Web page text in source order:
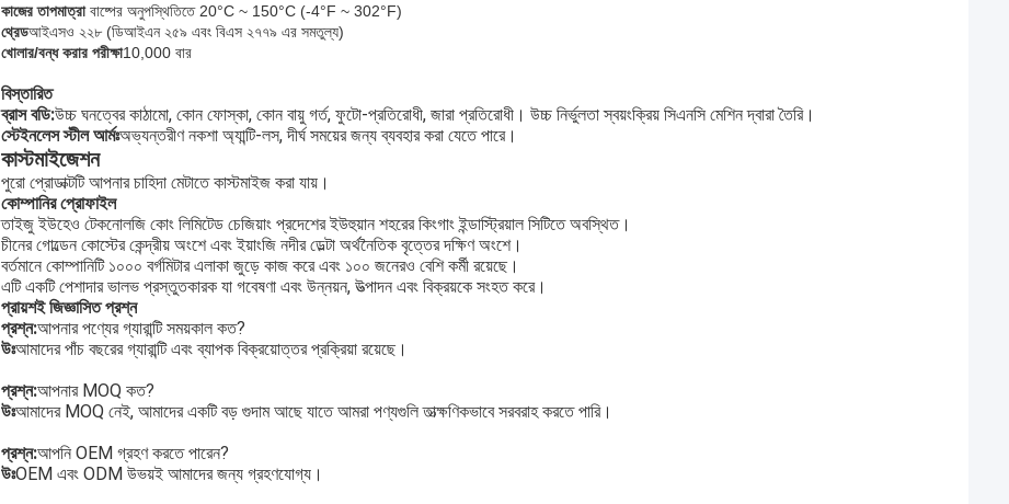
কাজের তাপমাত্রা বাষ্পের অনুপস্থিতিতে 20°C ~ 150°C (-4°F ~ 302°F)
থ্রেডআইএসও ২২৮ (ডিআইএন ২৫৯ এবং বিএস ২৭৭৯ এর সমতুল্য)
খোলার/বন্ধ করার পরীক্ষা10,000 বার
বিস্তারিত
ব্রাস বডি:উচ্চ ঘনত্বের কাঠামো, কোন ফোস্কা, কোন বায়ু গর্ত, ফুটো-প্রতিরোধী, জারা প্রতিরোধী। উচ্চ নির্ভুলতা স্বয়ংক্রিয় সিএনসি মেশিন দ্বারা তৈরি।
স্টেইনলেস স্টীল আর্মঃঅভ্যন্তরীণ নকশা অ্যান্টি-লস, দীর্ঘ সময়ের জন্য ব্যবহার করা যেতে পারে।
কাস্টমাইজেশন
পুরো প্রোডাক্টটি আপনার চাহিদা মেটাতে কাস্টমাইজ করা যায়।
কোম্পানির প্রোফাইল
তাইজু ইউহেও টেকনোলজি কোং লিমিটেড চেজিয়াং প্রদেশের ইউহুয়ান শহরের কিংগাং ইন্ডাস্ট্রিয়াল সিটিতে অবস্থিত।
চীনের গোল্ডেন কোস্টের কেন্দ্রীয় অংশে এবং ইয়াংজি নদীর ডেল্টা অর্থনৈতিক বৃত্তের দক্ষিণ অংশে।
বর্তমানে কোম্পানিটি ১০০০ বর্গমিটার এলাকা জুড়ে কাজ করে এবং ১০০ জনেরও বেশি কর্মী রয়েছে।
এটি একটি পেশাদার ভালভ প্রস্তুতকারক যা গবেষণা এবং উন্নয়ন, উত্পাদন এবং বিক্রয়কে সংহত করে।
প্রায়শই জিজ্ঞাসিত প্রশ্ন
প্রশ্ন:আপনার পণ্যের গ্যারান্টি সময়কাল কত?
উঃআমাদের পাঁচ বছরের গ্যারান্টি এবং ব্যাপক বিক্রয়োত্তর প্রক্রিয়া রয়েছে।
প্রশ্ন:আপনার MOQ কত?
উঃআমাদের MOQ নেই, আমাদের একটি বড় গুদাম আছে যাতে আমরা পণ্যগুলি তাত্ক্ষণিকভাবে সরবরাহ করতে পারি।
প্রশ্ন:আপনি OEM গ্রহণ করতে পারেন?
উঃOEM এবং ODM উভয়ই আমাদের জন্য গ্রহণযোগ্য।